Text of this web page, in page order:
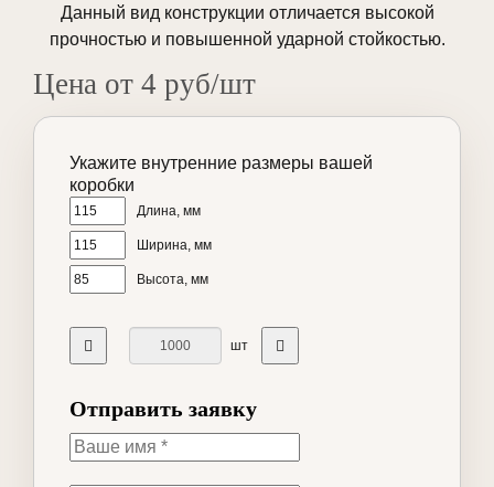
Данный вид конструкции отличается высокой
прочностью и повышенной ударной стойкостью.
Цена от 4 руб/шт
Укажите внутренние размеры вашей
коробки
Длина, мм
Ширина, мм
Высота, мм
шт
Отправить заявку